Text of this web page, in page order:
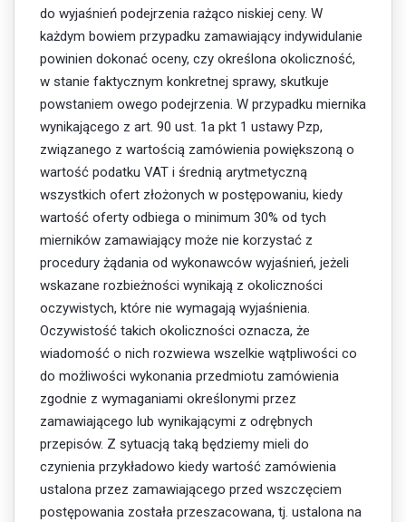
do wyjaśnień podejrzenia rażąco niskiej ceny. W
każdym bowiem przypadku zamawiający indywidulanie
powinien dokonać oceny, czy określona okoliczność,
w stanie faktycznym konkretnej sprawy, skutkuje
powstaniem owego podejrzenia. W przypadku miernika
wynikającego z art. 90 ust. 1a pkt 1 ustawy Pzp,
związanego z wartością zamówienia powiększoną o
wartość podatku VAT i średnią arytmetyczną
wszystkich ofert złożonych w postępowaniu, kiedy
wartość oferty odbiega o minimum 30% od tych
mierników zamawiający może nie korzystać z
procedury żądania od wykonawców wyjaśnień, jeżeli
wskazane rozbieżności wynikają z okoliczności
oczywistych, które nie wymagają wyjaśnienia.
Oczywistość takich okoliczności oznacza, że
wiadomość o nich rozwiewa wszelkie wątpliwości co
do możliwości wykonania przedmiotu zamówienia
zgodnie z wymaganiami określonymi przez
zamawiającego lub wynikającymi z odrębnych
przepisów. Z sytuacją taką będziemy mieli do
czynienia przykładowo kiedy wartość zamówienia
ustalona przez zamawiającego przed wszczęciem
postępowania została przeszacowana, tj. ustalona na